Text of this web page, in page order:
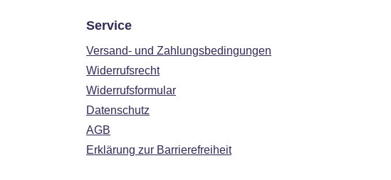
Service
Versand- und Zahlungsbedingungen
Widerrufsrecht
Widerrufsformular
Datenschutz
AGB
Erklärung zur Barrierefreiheit